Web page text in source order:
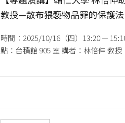
教授—散布猥褻物品罪的保護
時間：2025/10/16（四）13:20 —
點：台積館 905 室 講者：林倍伸 教授